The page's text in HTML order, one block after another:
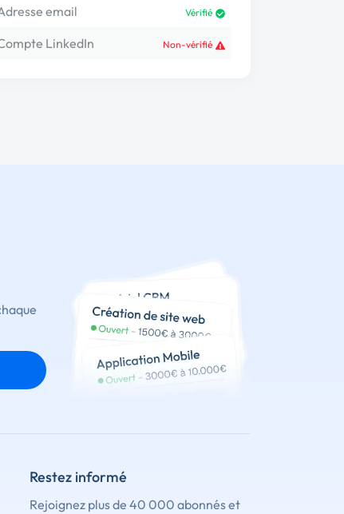
email Vérifié
LinkedIn Non-vérifié
Restez informé
Rejoignez plus de 40 000 abonnés et